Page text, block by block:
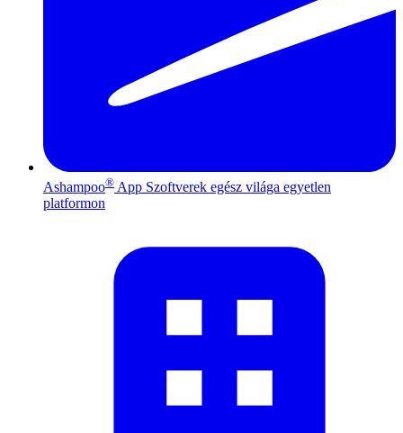
Ashampoo® App Szoftverek egész világa egyetlen
platformon